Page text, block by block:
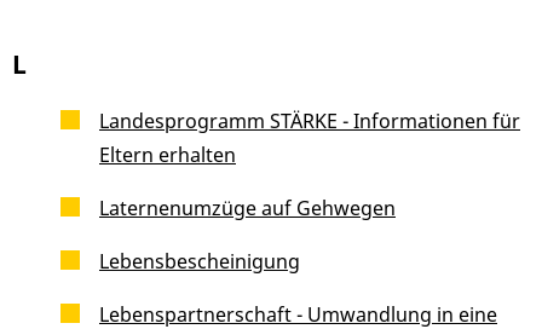
L
Landesprogramm STÄRKE - Informationen für
Eltern erhalten
Laternenumzüge auf Gehwegen
Lebensbescheinigung
Lebenspartnerschaft - Umwandlung in eine